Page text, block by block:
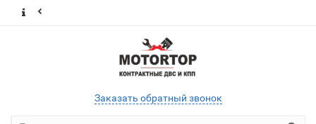
Заказать обратный звонок